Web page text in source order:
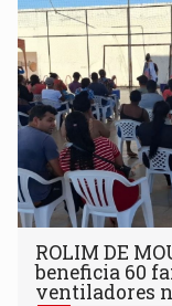
ROLIM DE
beneficia 60
ventiladores